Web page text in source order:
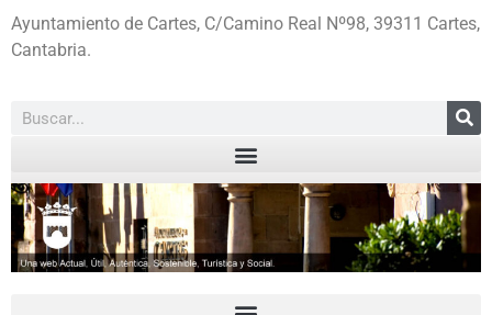
Ayuntamiento de Cartes, C/Camino Real Nº98, 39311 Cartes,
Cantabria.